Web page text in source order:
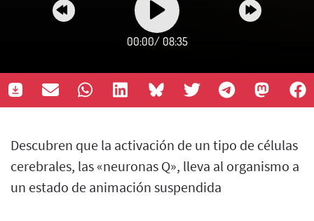
00:00/ 08:35
Descubren que la activación de un tipo de células
cerebrales, las «neuronas Q», lleva al organismo a
un estado de animación suspendida